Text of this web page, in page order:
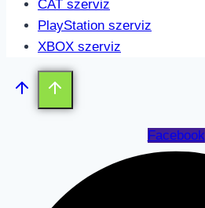
CAT szerviz
PlayStation szerviz
XBOX szerviz
Facebook